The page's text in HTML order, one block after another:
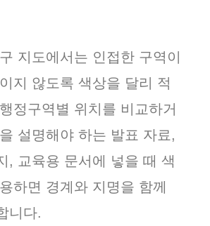
지도에서는 인접한 구역이
지 않도록 색상을 달리 적
정구역별 위치를 비교하거
설명해야 하는 발표 자료,
, 교육용 문서에 넣을 때 색
하면 경계와 지명을 함께
니다.